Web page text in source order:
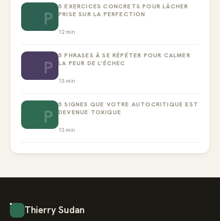
P
5 EXERCICES CONCRETS POUR LÂCHER
PRISE SUR LA PERFECTION
12 min
P
5 PHRASES À SE RÉPÉTER POUR CALMER
LA PEUR DE L’ÉCHEC
13 min
P
5 SIGNES QUE VOTRE AUTOCRITIQUE EST
DEVENUE TOXIQUE
13 min
Thierry Sudan